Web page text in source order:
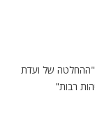
"ההחלטה של ועדת
רבות"